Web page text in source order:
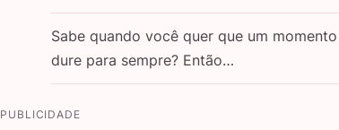
Sabe quando você quer que um momento
dure para sempre? Então…
PUBLICIDADE